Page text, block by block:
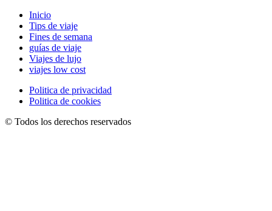
Inicio
Tips de viaje
Fines de semana
guías de viaje
Viajes de lujo
viajes low cost
Politica de privacidad
Politica de cookies
© Todos los derechos reservados